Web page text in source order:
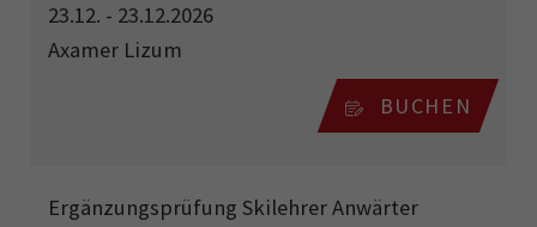
23.12. - 23.12.2026
Axamer Lizum
BUCHEN
Ergänzungsprüfung Skilehrer Anwärter